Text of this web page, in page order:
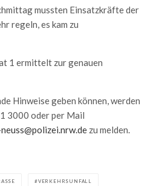
mussten Einsatzkräfte der
regeln, es kam zu
1 ermittelt zur genauen
Hinweise geben können, werden
3000 oder per Mail
zu melden.
VERKEHRSUNFALL